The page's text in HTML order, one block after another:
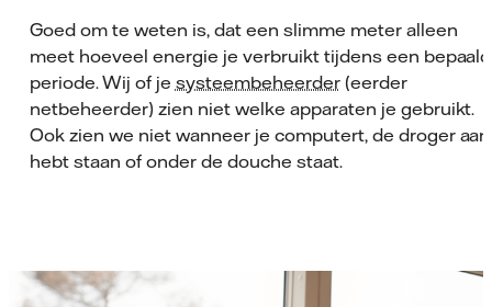
Goed om te weten is, dat een slimme meter alleen
meet hoeveel energie je verbruikt tijdens een
periode. Wij of je systeembeheerder(eerder
netbeheerder) zien niet welke apparaten je gebruikt.
Ook zien we niet wanneer je computert, de droger aan
hebt staan of onder de douche staat.